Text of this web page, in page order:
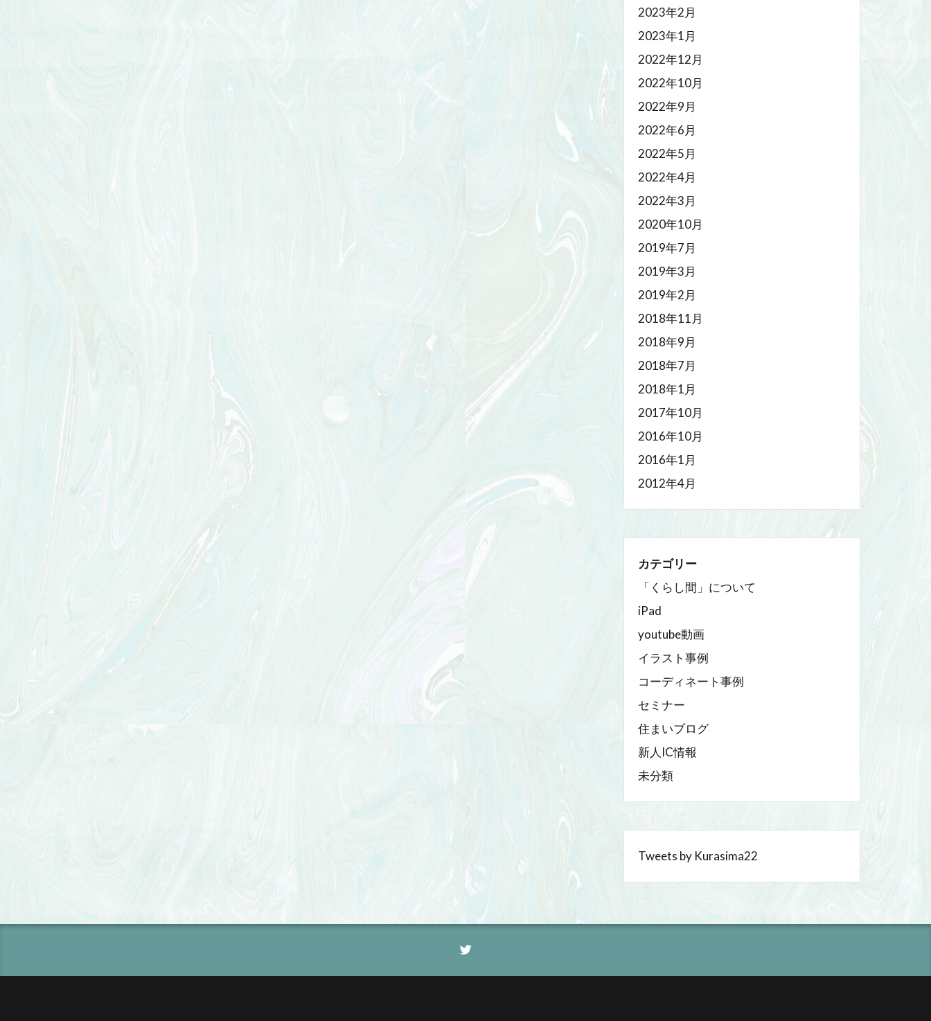
2023年2月
2023年1月
2022年12月
2022年10月
2022年9月
2022年6月
2022年5月
2022年4月
2022年3月
2020年10月
2019年7月
2019年3月
2019年2月
2018年11月
2018年9月
2018年7月
2018年1月
2017年10月
2016年10月
2016年1月
2012年4月
カテゴリー
「くらし間」について
iPad
youtube動画
イラスト事例
コーディネート事例
セミナー
住まいブログ
新人IC情報
未分類
Tweets by Kurasima22